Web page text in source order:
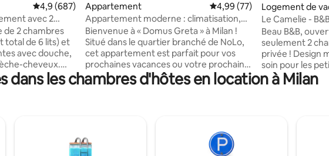
commentaires : 4,92 sur 5
Évaluation moyenne sur la base de 687 commentaires : 4,9 sur 5
4,9 (687)
avec 2
de 2 chambres
total de 6 lits) et
avec douche,
cheveux.
de la
à écran
privé et un
de la propriété.
Appartement Évaluation moyenne sur la
4,99 (77)
Appartement moderne : climatisation,
télévision connectée | Près de la gare
centrale
Bienvenue à « Domus Greta » à Milan !
Situé dans le quartier branché de NoLo,
cet appartement est parfait pour vos
prochaines vacances ou votre prochain
voyage d'affaires. - Espace : Peut
accueillir confortablement 1 à
Au cœur de NoLo, super animé, avec
tout ce dont vous avez besoin
(commerces, restaurants et transports)
Logement de
Le Camelie -
avec jardin
Beau B&B,
seulement 2
privée ! Design
soin pour les
cadre vert
profiter d'un
cheminée,
dans les chambres d'hôtes en location à Milan